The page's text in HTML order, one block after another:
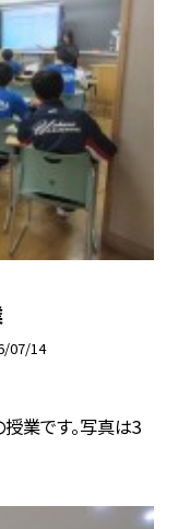
07/14
業です。写真は3